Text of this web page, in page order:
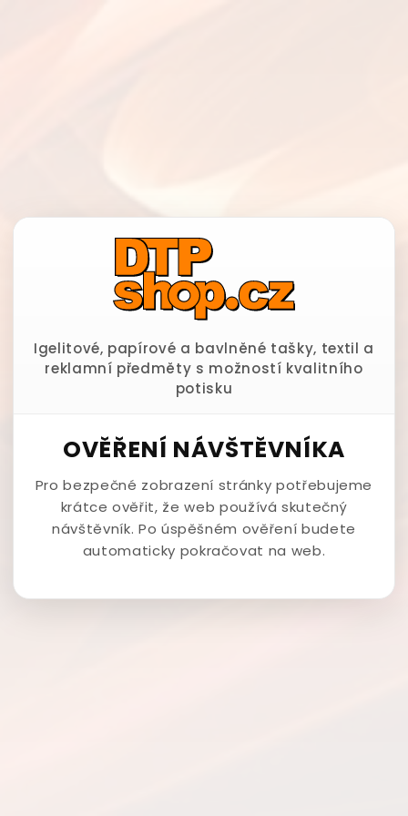
Igelitové, papírové a bavlněné tašky, textil a
reklamní předměty s možností kvalitního
potisku
OVĚŘENÍ NÁVŠTĚVNÍKA
Pro bezpečné zobrazení stránky potřebujeme
krátce ověřit, že web používá skutečný
návštěvník. Po úspěšném ověření budete
automaticky pokračovat na web.